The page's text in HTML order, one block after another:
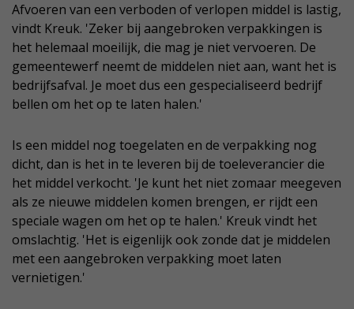
Afvoeren van een verboden of verlopen middel is lastig,
vindt Kreuk. 'Zeker bij aangebroken verpakkingen is
het helemaal moeilijk, die mag je niet vervoeren. De
gemeentewerf neemt de middelen niet aan, want het is
bedrijfsafval. Je moet dus een gespecialiseerd bedrijf
bellen om het op te laten halen.'
Is een middel nog toegelaten en de verpakking nog
dicht, dan is het in te leveren bij de toeleverancier die
het middel verkocht. 'Je kunt het niet zomaar meegeven
als ze nieuwe middelen komen brengen, er rijdt een
speciale wagen om het op te halen.' Kreuk vindt het
omslachtig. 'Het is eigenlijk ook zonde dat je middelen
met een aangebroken verpakking moet laten
vernietigen.'